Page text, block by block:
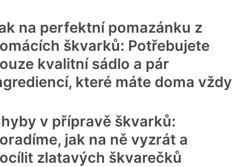
na perfektní pomazánku z
škvarků: Potřebujete
kvalitní sádlo a pár
které máte doma vždy
v přípravě škvarků:
jak na ně vyzrát a
zlatavých škvarečků